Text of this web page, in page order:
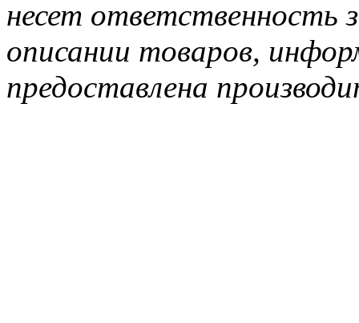
несет ответственность
описании товаров,
предоставлена